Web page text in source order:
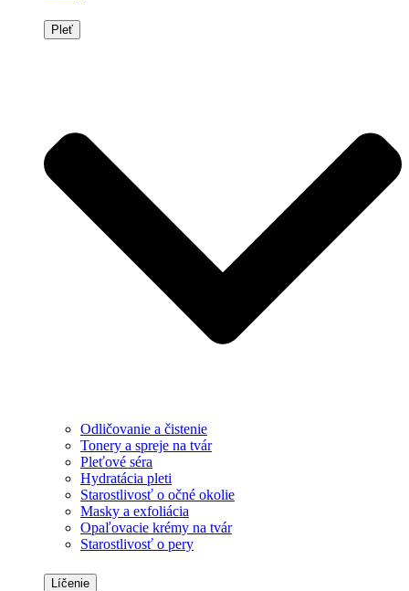
Pleť
Odličovanie a čistenie
Tonery a spreje na tvár
Pleťové séra
Hydratácia pleti
Starostlivosť o očné okolie
Masky a exfoliácia
Opaľovacie krémy na tvár
Starostlivosť o pery
Líčenie